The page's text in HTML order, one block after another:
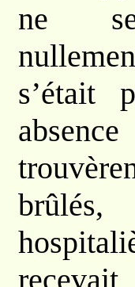
ne se
s’était
brûlés,